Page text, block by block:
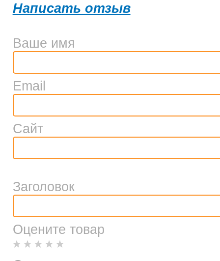
Написать отзыв
Ваше имя
Email
Сайт
Заголовок
Оцените товар